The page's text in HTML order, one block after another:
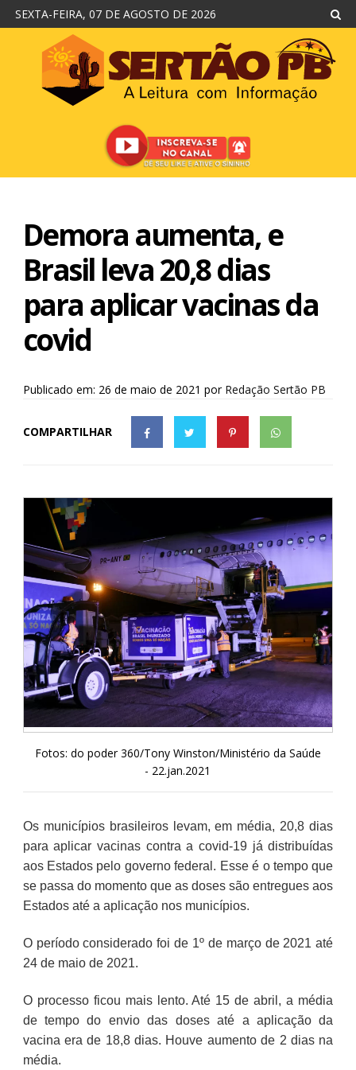
SEXTA-FEIRA, 07 DE AGOSTO DE 2026
Demora aumenta, e
Brasil leva 20,8 dias
para aplicar vacinas da
covid
Publicado em: 26 de maio de 2021 por Redação Sertão PB
COMPARTILHAR
Fotos: do poder 360/Tony Winston/Ministério da Saúde
- 22.jan.2021
Os municípios brasileiros levam, em média, 20,8 dias
para aplicar vacinas contra a covid-19 já distribuídas
aos Estados pelo governo federal. Esse é o tempo que
se passa do momento que as doses são entregues aos
Estados até a aplicação nos municípios.
O período considerado foi de 1º de março de 2021 até
24 de maio de 2021.
O processo ficou mais lento. Até 15 de abril, a média
de tempo do envio das doses até a aplicação da
vacina era de 18,8 dias. Houve aumento de 2 dias na
média.